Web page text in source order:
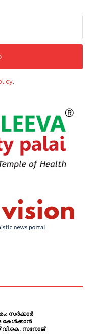
.
സർക്കാർ
കേൾക്കാൻ
വി.കെ. സനോജ്